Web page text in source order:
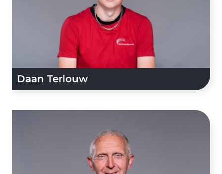
Daan Terlouw